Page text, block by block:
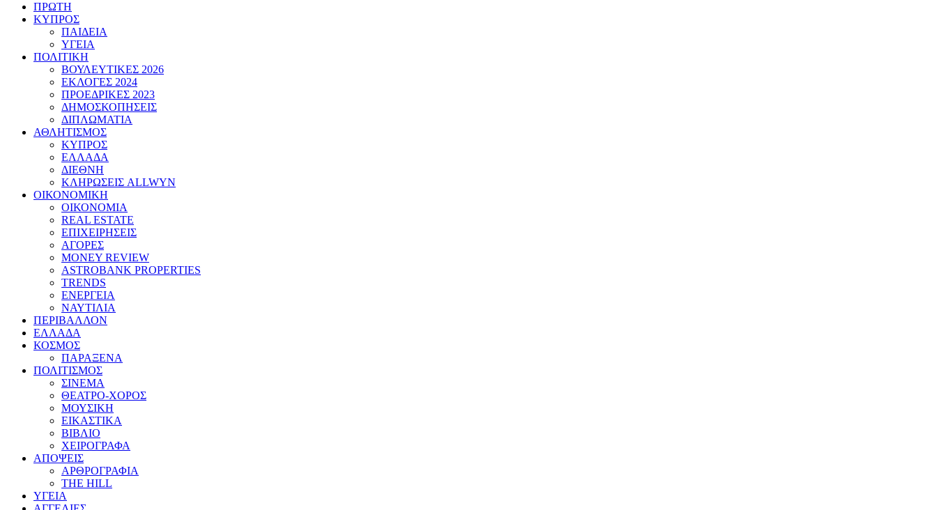
ΠΡΩΤΗ
ΚΥΠΡΟΣ
ΠΑΙΔΕΙΑ
ΥΓΕΙΑ
ΠΟΛΙΤΙΚΗ
ΒΟΥΛΕΥΤΙΚΕΣ 2026
ΕΚΛΟΓΕΣ 2024
ΠΡΟΕΔΡΙΚΕΣ 2023
ΔΗΜΟΣΚΟΠΗΣΕΙΣ
ΔΙΠΛΩΜΑΤΙΑ
ΑΘΛΗΤΙΣΜΟΣ
ΚΥΠΡΟΣ
ΕΛΛΑΔΑ
ΔΙΕΘΝΗ
ΚΛΗΡΩΣΕΙΣ ALLWYN
ΟΙΚΟΝΟΜΙΚΗ
ΟΙΚΟΝΟΜΙΑ
REAL ESTATE
ΕΠΙΧΕΙΡΗΣΕΙΣ
ΑΓΟΡΕΣ
MONEY REVIEW
ASTROBANK PROPERTIES
TRENDS
ΕΝΕΡΓΕΙΑ
ΝΑΥΤΙΛΙΑ
ΠΕΡΙΒΑΛΛΟΝ
ΕΛΛΑΔΑ
ΚΟΣΜΟΣ
ΠΑΡΑΞΕΝΑ
ΠΟΛΙΤΙΣΜΟΣ
ΣΙΝΕΜΑ
ΘΕΑΤΡΟ-ΧΟΡΟΣ
ΜΟΥΣΙΚΗ
ΕΙΚΑΣΤΙΚΑ
ΒΙΒΛΙΟ
ΧΕΙΡΟΓΡΑΦΑ
ΑΠΟΨΕΙΣ
ΑΡΘΡΟΓΡΑΦΙΑ
THE HILL
ΥΓΕΙΑ